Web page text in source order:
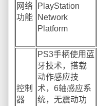
网络
功能
PlayStation
Network
Platform
控制
器
PS3手柄使用蓝
牙技术，搭载
动作感应技
术，6轴感应系
统，无震动功